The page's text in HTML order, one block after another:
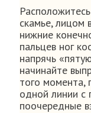
скамье, лицом
нижние
пальцев ног
напрячь
начинайте
того момента,
одной линии
поочередные